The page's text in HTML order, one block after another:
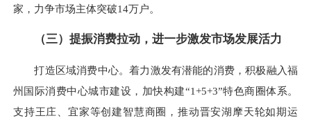
家，力争市场主体突破14万户。
（三）提振消费拉动，进一步激发市场发展活力
打造区域消费中心。着力激发有潜能的消费，积极融入福
州国际消费中心城市建设，加快构建“1+5+3”特色商圈体系。
支持王庄、宜家等创建智慧商圈，推动晋安湖摩天轮如期运